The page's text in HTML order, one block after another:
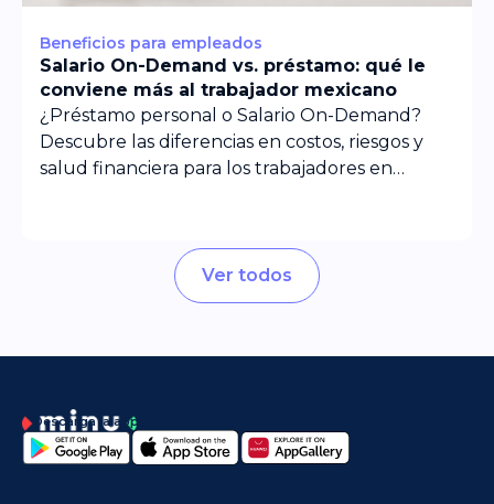
Beneficios para empleados
Salario On-Demand vs. préstamo: qué le
conviene más al trabajador mexicano
¿Préstamo personal o Salario On-Demand?
Descubre las diferencias en costos, riesgos y
salud financiera para los trabajadores en
Ver todos
Descarga la app